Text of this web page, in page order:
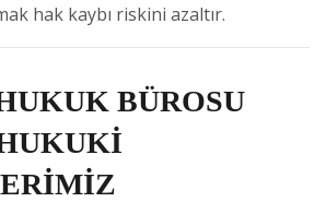
hak kaybı riskini azaltır.
BÜROSU